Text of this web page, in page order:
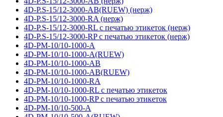
4D-P.S-15/12-3000-AB(RUEW) (нерж)
4D-P.S-15/12-3000-RA (нерж)
4D-P.S-15/12-3000-RL с печатью этикеток (нерж)
4D-P.S-15/12-3000-RP с печатью этикеток (нерж)
4D-PM-10/10-1000-A
4D-PM-10/10-1000-A(RUEW)
4D-PM-10/10-1000-AB
4D-PM-10/10-1000-AB(RUEW)
4D-PM-10/10-1000-RA
4D-PM-10/10-1000-RL с печатью этикеток
4D-PM-10/10-1000-RP с печатью этикеток
4D-PM-10/10-500-A